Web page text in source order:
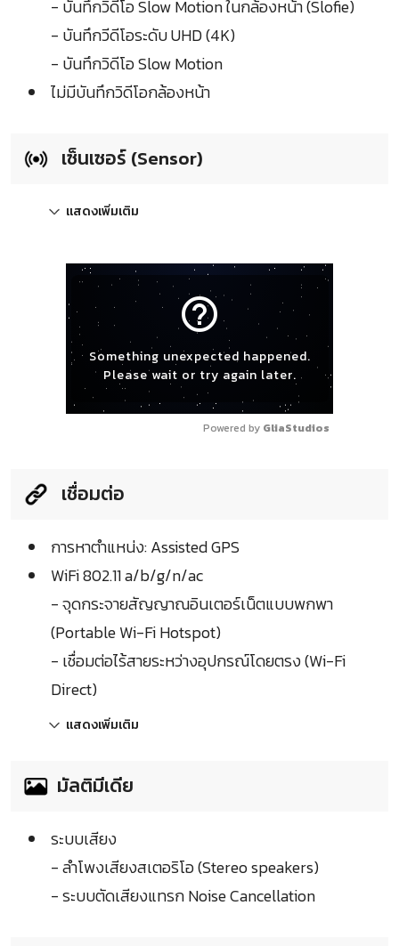
- บันทึกวิดีโอ Slow Motion ในกล้องหน้า (Slofie)
- บันทึกวีดีโอระดับ UHD (4K)
- บันทึกวิดีโอ Slow Motion
ไม่มีบันทึกวิดีโอกล้องหน้า
เซ็นเซอร์ (Sensor)
แสดงเพิ่มเติม
help_outline
Something unexpected happened.
Please wait or try again later.
Powered by GliaStudios
เชื่อมต่อ
การหาตำแหน่ง: Assisted GPS
WiFi 802.11 a/b/g/n/ac
- จุดกระจายสัญญาณอินเตอร์เน็ตแบบพกพา
(Portable Wi-Fi Hotspot)
- เชื่อมต่อไร้สายระหว่างอุปกรณ์โดยตรง (Wi-Fi
Direct)
แสดงเพิ่มเติม
มัลติมีเดีย
ระบบเสียง
- ลำโพงเสียงสเตอริโอ (Stereo speakers)
- ระบบตัดเสียงแทรก Noise Cancellation